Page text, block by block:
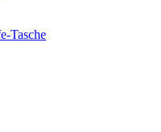
Tasche